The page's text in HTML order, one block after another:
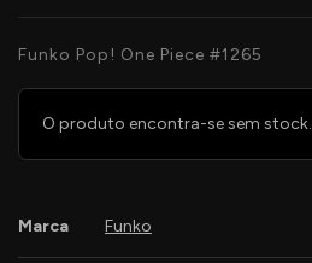
Funko Pop! One Piece #1265
O produto encontra-se sem stock.
Marca Funko